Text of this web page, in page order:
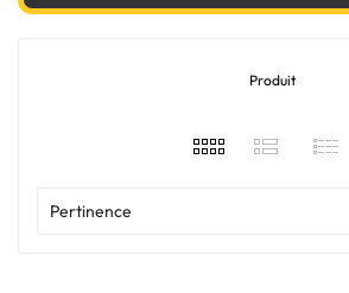
Produit
Pertinence